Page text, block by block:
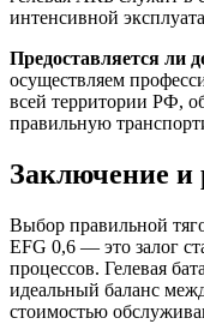
интенсивной
Предоставляется ли
осуществляем
всей территории РФ,
правильную
Заключение и
Выбор правильной
EFG 0,6 — это залог
процессов. Гелевая
идеальный баланс
стоимостью